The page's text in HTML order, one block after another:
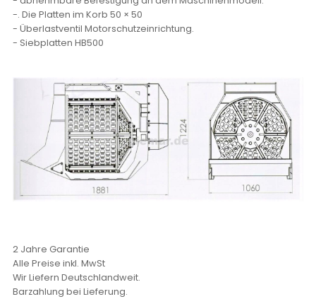
-. Die Platten im Korb 50 × 50
- Überlastventil Motorschutzeinrichtung.
- Siebplatten HB500
2 Jahre Garantie
Alle Preise inkl. MwSt
Wir Liefern Deutschlandweit.
Barzahlung bei Lieferung.